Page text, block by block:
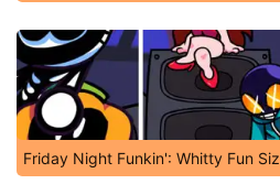
Friday Night Funkin': Whitty Fun